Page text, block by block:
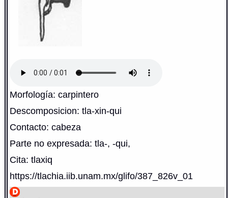
Morfología: carpintero
Descomposicion: tla-xin-qui
Contacto: cabeza
Parte no expresada: tla-, -qui,
Cita: tlaxiq
https://tlachia.iib.unam.mx/glifo/387_826v_01